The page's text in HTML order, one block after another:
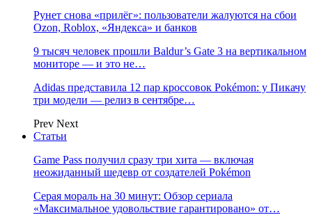
Рунет снова «прилёг»: пользователи жалуются на сбои
Ozon, Roblox, «Яндекса» и банков
9 тысяч человек прошли Baldur’s Gate 3 на вертикальном
мониторе — и это не…
Adidas представила 12 пар кроссовок Pokémon: у Пикачу
три модели — релиз в сентябре…
Prev Next
Статьи
Game Pass получил сразу три хита — включая
неожиданный шедевр от создателей Pokémon
Серая мораль на 30 минут: Обзор сериала
«Максимальное удовольствие гарантировано» от…